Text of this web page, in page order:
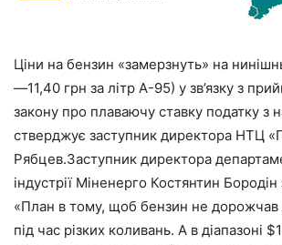
Ціни на бензин «замерзнуть» на
—11,40 грн за літр А-95) у зв’язку з
закону про плаваючу ставку податку з
стверджує заступник директора НТЦ
Рябцев.Заступник директора
індустрії Міненерго Костянтин
«План в тому, щоб бензин не
під час різких коливань. А в діапазоні